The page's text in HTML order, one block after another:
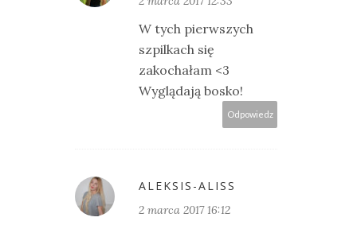
W tych pierwszych
szpilkach się
zakochałam <3
Wyglądają bosko!
Odpowiedz
ALEKSIS-ALISS
2 marca 2017 16:12